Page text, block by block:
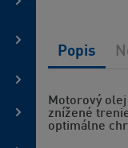
Motorový
znížené
optimálne
Popis